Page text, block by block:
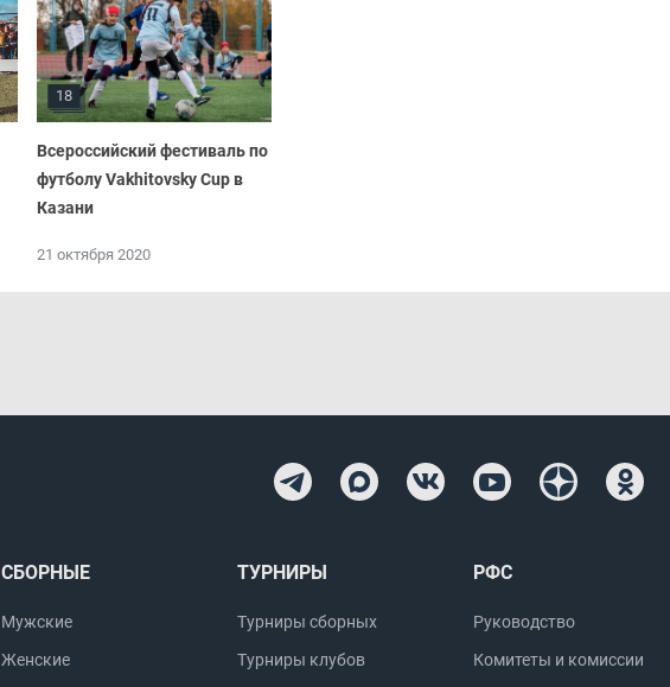
18
Всероссийский фестиваль по
футболу Vakhitovsky Cup в
Казани
21 октября 2020
СБОРНЫЕ
Мужские
Женские
ТУРНИРЫ
Турниры сборных
Турниры клубов
РФС
Руководство
Комитеты и комиссии